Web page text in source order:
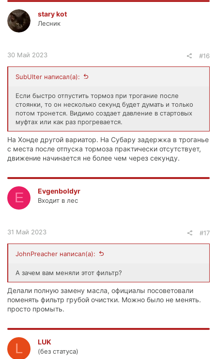
stary kot
Лесник
30 Май 2023 #16
SubUlter написал(а):
Если быстро отпустить тормоз при трогание после
стоянки, то он несколько секунд будет думать и только
потом тронется. Видимо создает давление в стартовых
муфтах или как раз прогревается.
На Хонде другой вариатор. На Субару задержка в троганье
с места после отпуска тормоза практически отсутствует,
движение начинается не более чем через секунду.
E Evgenboldyr
Входит в лес
31 Май 2023 #17
JohnPreacher написал(а):
А зачем вам меняли этот фильтр?
Делали полную замену масла, официалы посоветовали
поменять фильтр грубой очистки. Можно было не менять.
просто промыть.
L LUK
(без статуса)